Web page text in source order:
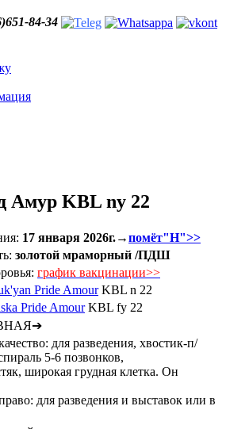
84-34
Амур KBL ny 22
17 января 2026г.→помёт"Н">>
золотой мраморный /ПДШ
график вакцинации>>
Pride AmourKBL n 22
Pride AmourKBL fy 22
для разведения, хвостик-п/
5-6 позвонков,
широкая грудная клетка. Он
для разведения и выставок или в